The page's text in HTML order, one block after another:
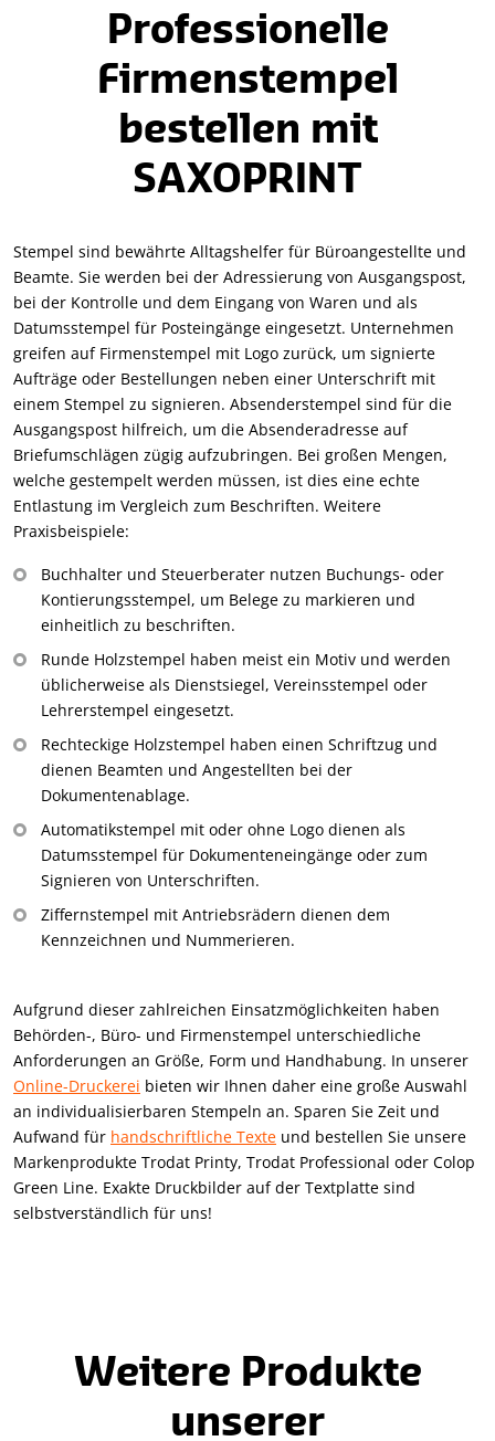
Professionelle
Firmenstempel
bestellen mit
SAXOPRINT
Stempel sind bewährte Alltagshelfer für Büroangestellte und
Beamte. Sie werden bei der Adressierung von Ausgangspost,
bei der Kontrolle und dem Eingang von Waren und als
Datumsstempel für Posteingänge eingesetzt. Unternehmen
greifen auf Firmenstempel mit Logo zurück, um signierte
Aufträge oder Bestellungen neben einer Unterschrift mit
einem Stempel zu signieren. Absenderstempel sind für die
Ausgangspost hilfreich, um die Absenderadresse auf
Briefumschlägen zügig aufzubringen. Bei großen Mengen,
welche gestempelt werden müssen, ist dies eine echte
Entlastung im Vergleich zum Beschriften. Weitere
Praxisbeispiele:
Buchhalter und Steuerberater nutzen Buchungs- oder
Kontierungsstempel, um Belege zu markieren und
einheitlich zu beschriften.
Runde Holzstempel haben meist ein Motiv und werden
üblicherweise als Dienstsiegel, Vereinsstempel oder
Lehrerstempel eingesetzt.
Rechteckige Holzstempel haben einen Schriftzug und
dienen Beamten und Angestellten bei der
Dokumentenablage.
Automatikstempel mit oder ohne Logo dienen als
Datumsstempel für Dokumenteneingänge oder zum
Signieren von Unterschriften.
Ziffernstempel mit Antriebsrädern dienen dem
Kennzeichnen und Nummerieren.
Aufgrund dieser zahlreichen Einsatzmöglichkeiten haben
Behörden-, Büro- und Firmenstempel unterschiedliche
Anforderungen an Größe, Form und Handhabung. In unserer
Online-Druckerei bieten wir Ihnen daher eine große Auswahl
an individualisierbaren Stempeln an. Sparen Sie Zeit und
Aufwand für handschriftliche Texte und bestellen Sie unsere
Markenprodukte Trodat Printy, Trodat Professional oder Colop
Green Line. Exakte Druckbilder auf der Textplatte sind
selbstverständlich für uns!
Weitere Produkte
unserer